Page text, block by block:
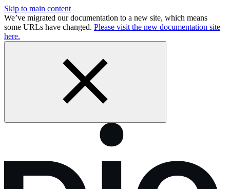
Skip to main content
We’ve migrated our documentation to a new site, which means
some URLs have changed. Please visit the new documentation site
here.